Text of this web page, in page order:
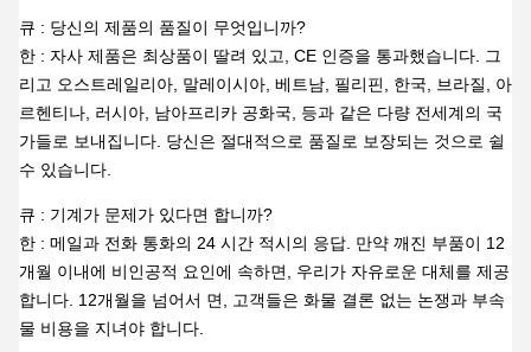
큐 : 당신의 제품의 품질이 무엇입니까?
한 : 자사 제품은 최상품이 딸려 있고, CE 인증을 통과했습니다. 그
리고 오스트레일리아, 말레이시아, 베트남, 필리핀, 한국, 브라질, 아
르헨티나, 러시아, 남아프리카 공화국, 등과 같은 다량 전세계의 국
가들로 보내집니다. 당신은 절대적으로 품질로 보장되는 것으로 쉴
수 있습니다.
큐 : 기계가 문제가 있다면 합니까?
한 : 메일과 전화 통화의 24 시간 적시의 응답. 만약 깨진 부품이 12
개월 이내에 비인공적 요인에 속하면, 우리가 자유로운 대체를 제공
합니다. 12개월을 넘어서 면, 고객들은 화물 결론 없는 논쟁과 부속
물 비용을 지녀야 합니다.